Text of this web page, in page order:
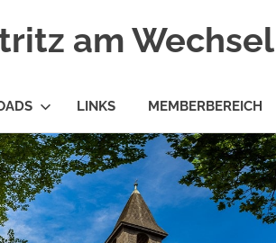
am Wechsel
LINKS MEMBERBEREICH